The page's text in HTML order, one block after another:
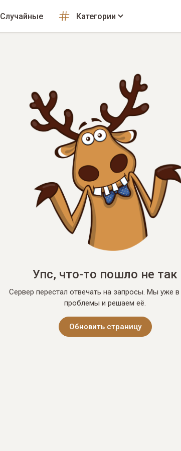
Случайные Категории
Упс, что-то пошло не так
Сервер перестал отвечать на запросы. Мы уже в
проблемы и решаем её.
Обновить страницу